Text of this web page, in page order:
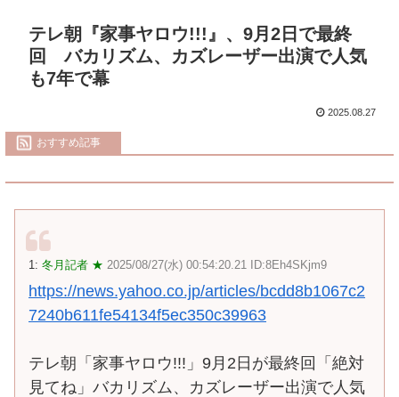
テレ朝『家事ヤロウ!!!』、9月2日で最終
回 バカリズム、カズレーザー出演で人気
も7年で幕
2025.08.27
おすすめ記事
1: 冬月記者 ★ 2025/08/27(水) 00:54:20.21 ID:8Eh4SKjm9
https://news.yahoo.co.jp/articles/bcdd8b1067c2
7240b611fe54134f5ec350c39963
テレ朝「家事ヤロウ!!!」9月2日が最終回「絶対
見てね」バカリズム、カズレーザー出演で人気